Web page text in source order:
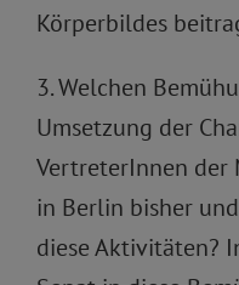
Körperbildes
3. Welchen
Umsetzung der
VertreterInnen der
in Berlin bisher
diese Aktivitäten?